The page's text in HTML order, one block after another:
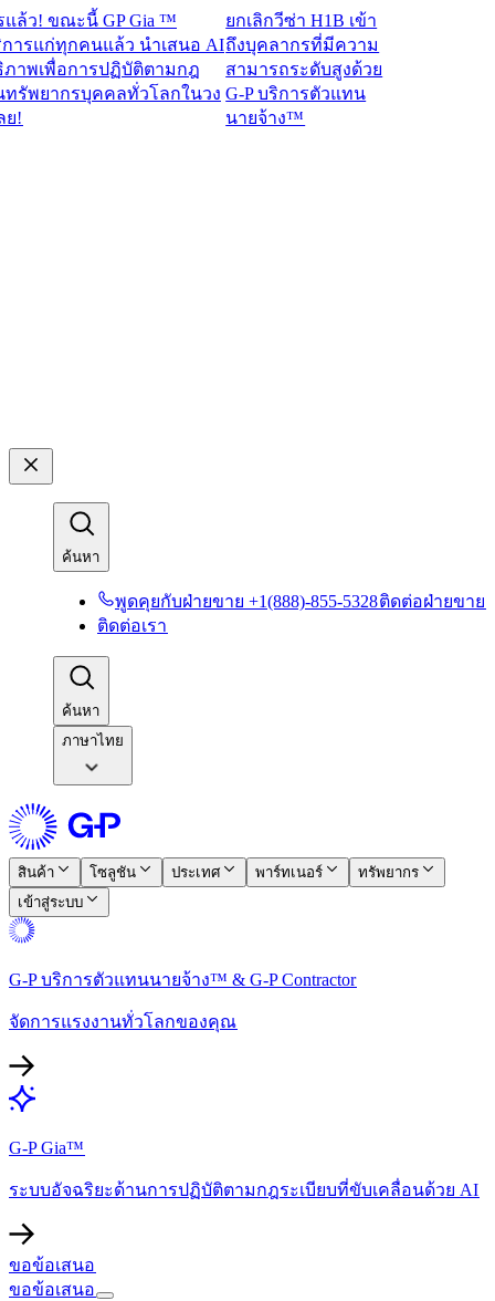
! ขณะนี้ GP Gia ™
แก่ทุกคนแล้ว นำเสนอ AI
เพื่อการปฏิบัติตามกฎ
ยากรบุคคลทั่วโลกในวง
ยกเลิกวีซ่า H1B เข้า
ถึงบุคลากรที่มีความ
สามารถระดับสูงด้วย
G-P บริการตัวแทน
นายจ้าง™​​
ค้นหา​​
พูดคุยกับฝ่ายขาย +1(888)-855-5328​​ติดต่อฝ่ายขาย​​
ติดต่อเรา​​
ค้นหา​​
ภาษาไทย
สินค้า​​ โซลูชัน​​ ประเทศ​​ พาร์ทเนอร์​​
ทรัพยากร​​
เข้าสู่ระบบ​​
G-P บริการตัวแทนนายจ้าง™ & G-P Contractor​​
จัดการแรงงานทั่วโลกของคุณ​​
G-P Gia™​​
ระบบอัจฉริยะด้านการปฏิบัติตามกฎระเบียบที่ขับเคลื่อนด้วย AI​​
ขอข้อเสนอ​​
ขอข้อเสนอ​​